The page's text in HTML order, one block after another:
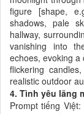
figure [shape,
shadows, pale
hallway,
vanishing into
echoes, evoking a
flickering
realistic outdoor
4. Tình yêu lãng
Prompt tiếng